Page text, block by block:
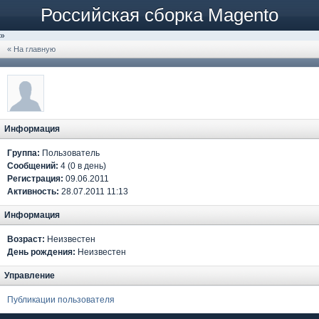
Российская сборка Magento
»
« На главную
Информация
Группа: Пользователь
Сообщений: 4 (0 в день)
Регистрация: 09.06.2011
Активность: 28.07.2011 11:13
Информация
Возраст: Неизвестен
День рождения: Неизвестен
Управление
Публикации пользователя